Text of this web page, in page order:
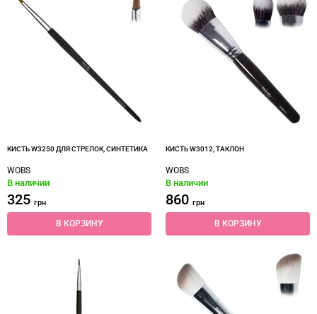
КИСТЬ W3250 ДЛЯ СТРЕЛОК, СИНТЕТИКА
WOBS
В наличии
325 грн
В КОРЗИНУ
КИСТЬ W3012, ТАКЛОН
WOBS
В наличии
860 грн
В КОРЗИНУ